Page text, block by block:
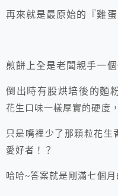
再來就是最原始的『雞
煎餅上全是老闆親手一
倒出時有股烘培後的麵
花生口味一樣厚實的硬度，
只是嘴裡少了那顆粒花生
愛好者！？
哈哈~答案就是剛滿七個月